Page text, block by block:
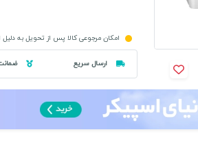
امکان مرجوعی کالا پس از تحویل به
ارسال سریع